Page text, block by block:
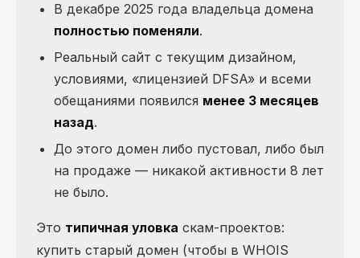
В декабре 2025 года владельца домена
полностью поменяли.
Реальный сайт с текущим дизайном,
условиями, «лицензией DFSA» и всеми
обещаниями появился менее 3 месяцев
назад.
До этого домен либо пустовал, либо был
на продаже — никакой активности 8 лет
не было.
Это типичная уловка скам-проектов:
купить старый домен (чтобы в WHOIS